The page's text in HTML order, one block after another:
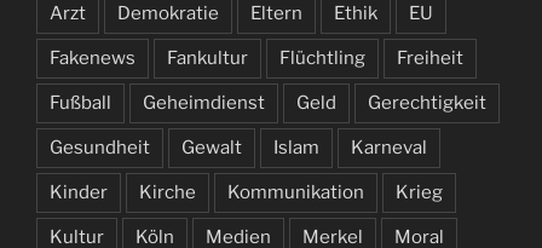
Arzt Demokratie Eltern Ethik EU
Fakenews Fankultur Flüchtling Freiheit
Fußball Geheimdienst Geld Gerechtigkeit
Gesundheit Gewalt Islam Karneval
Kinder Kirche Kommunikation Krieg
Kultur Köln Medien Merkel Moral